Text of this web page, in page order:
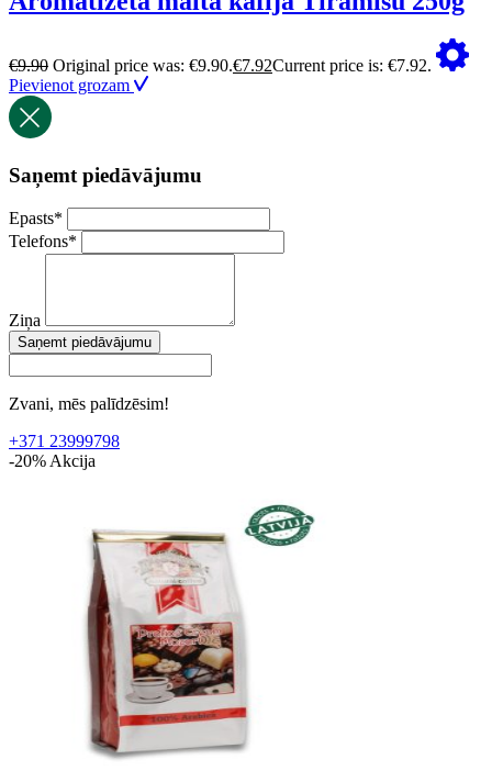
€9.90 Original price was: €9.90.€7.92Current price is: €7.92.
Pievienot grozam
Saņemt piedāvājumu
Epasts*
Telefons*
Ziņa
Saņemt piedāvājumu
Zvani, mēs palīdzēsim!
+371 23999798
-20% Akcija